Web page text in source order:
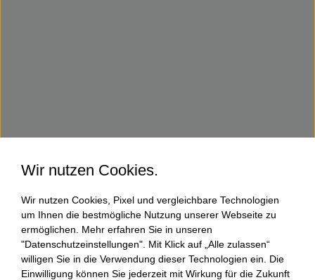
Wir nutzen Cookies.
Wir nutzen Cookies, Pixel und vergleichbare Technologien
um Ihnen die bestmögliche Nutzung unserer Webseite zu
ermöglichen. Mehr erfahren Sie in unseren
"Datenschutzeinstellungen". Mit Klick auf „Alle zulassen“
willigen Sie in die Verwendung dieser Technologien ein. Die
Einwilligung können Sie jederzeit mit Wirkung für die Zukunft